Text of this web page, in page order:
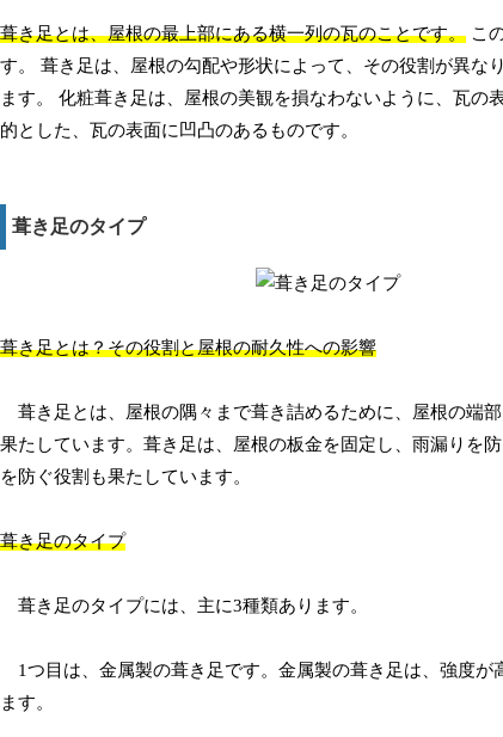
葺き足とは、屋根の最上部にある横一列の瓦のことです。 こ
す。 葺き足は、屋根の勾配や形状によって、その役割が異な
ます。 化粧葺き足は、屋根の美観を損なわないように、瓦
的とした、瓦の表面に凹凸のあるものです。
葺き足のタイプ
葺き足とは？その役割と屋根の耐久性への影響
葺き足とは、屋根の隅々まで葺き詰めるために、屋根の端
果たしています。葺き足は、屋根の板金を固定し、雨漏りを
を防ぐ役割も果たしています。
葺き足のタイプ
葺き足のタイプには、主に3種類あります。
1つ目は、金属製の葺き足です。金属製の葺き足は、強度が
ます。